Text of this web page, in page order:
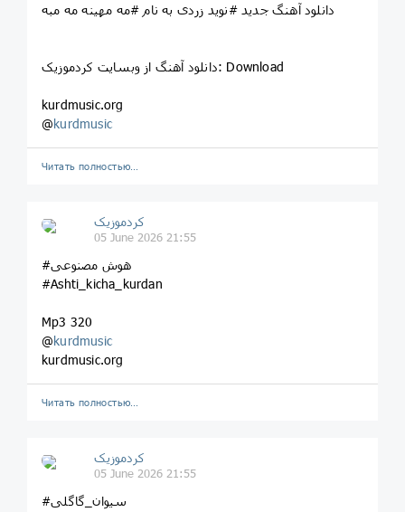
دانلود آهنگ جدید #نوید زردی به نام #مه مهینه مه مبه
دانلود آهنگ از وبسایت کردموزیک: Download
kurdmusic.org
@kurdmusic
Читать полностью…
کردموزیک
05 June 2026 21:55
#هوش مصنوعی
#Ashti_kicha_kurdan
Mp3 320
@kurdmusic
kurdmusic.org
Читать полностью…
کردموزیک
05 June 2026 21:55
#سیوان_گاگلی